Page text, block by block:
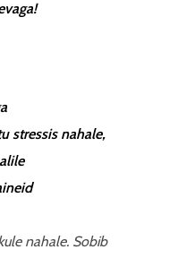
stressis nahale,
nahale. Sobib